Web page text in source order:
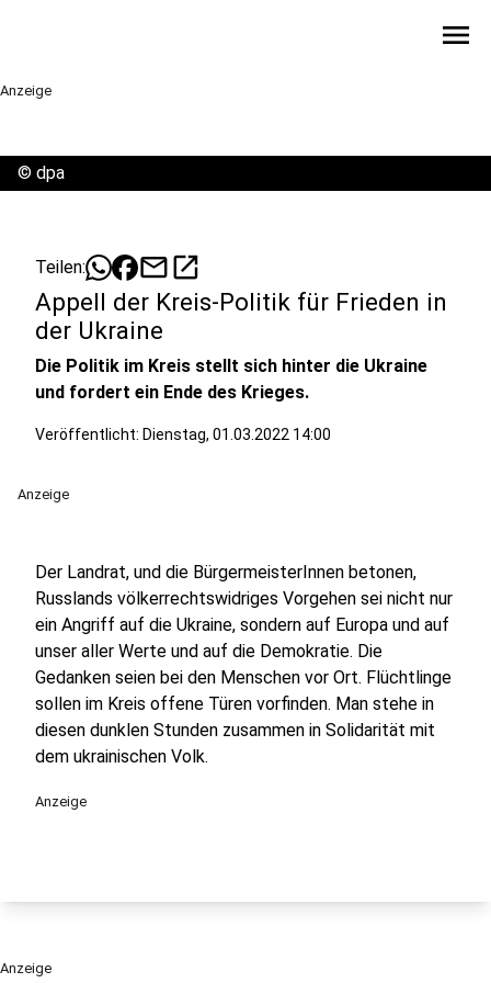
menu
Anzeige
© dpa
Teilen: mailopen_in_new
Appell der Kreis-Politik für Frieden in
der Ukraine
Die Politik im Kreis stellt sich hinter die Ukraine
und fordert ein Ende des Krieges.
Veröffentlicht: Dienstag, 01.03.2022 14:00
Anzeige
Der Landrat, und die BürgermeisterInnen betonen,
Russlands völkerrechtswidriges Vorgehen sei nicht nur
ein Angriff auf die Ukraine, sondern auf Europa und auf
unser aller Werte und auf die Demokratie. Die
Gedanken seien bei den Menschen vor Ort. Flüchtlinge
sollen im Kreis offene Türen vorfinden. Man stehe in
diesen dunklen Stunden zusammen in Solidarität mit
dem ukrainischen Volk.
Anzeige
Anzeige